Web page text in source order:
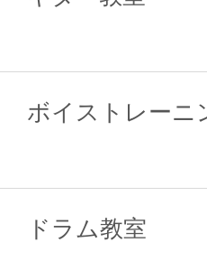
ボイストレーニ
ドラム教室